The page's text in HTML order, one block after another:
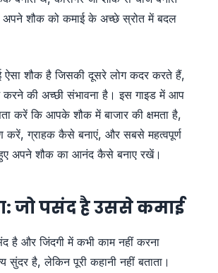
शौक को कमाई के अच्छे स्रोत में बदल
शौक है जिसकी दूसरे लोग कदर करते हैं,
करने की अच्छी संभावना है। इस गाइड में आप
करें कि आपके शौक में बाजार की क्षमता है,
करें, ग्राहक कैसे बनाएं, और सबसे महत्वपूर्ण
अपने शौक का आनंद कैसे बनाए रखें।
जो पसंद है उससे कमाई
है और जिंदगी में कभी काम नहीं करना
सुंदर है, लेकिन पूरी कहानी नहीं बताता।